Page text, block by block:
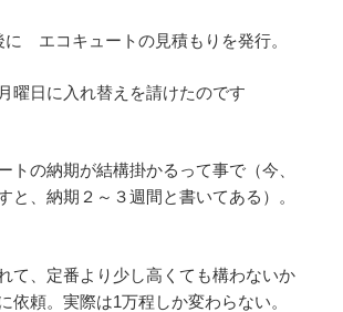
に エコキュートの見積もりを発行。
曜日に入れ替えを請けたのです
トの納期が結構掛かるって事で（今、
と、納期２～３週間と書いてある）。
て、定番より少し高くても構わないか
依頼。実際は1万程しか変わらない。